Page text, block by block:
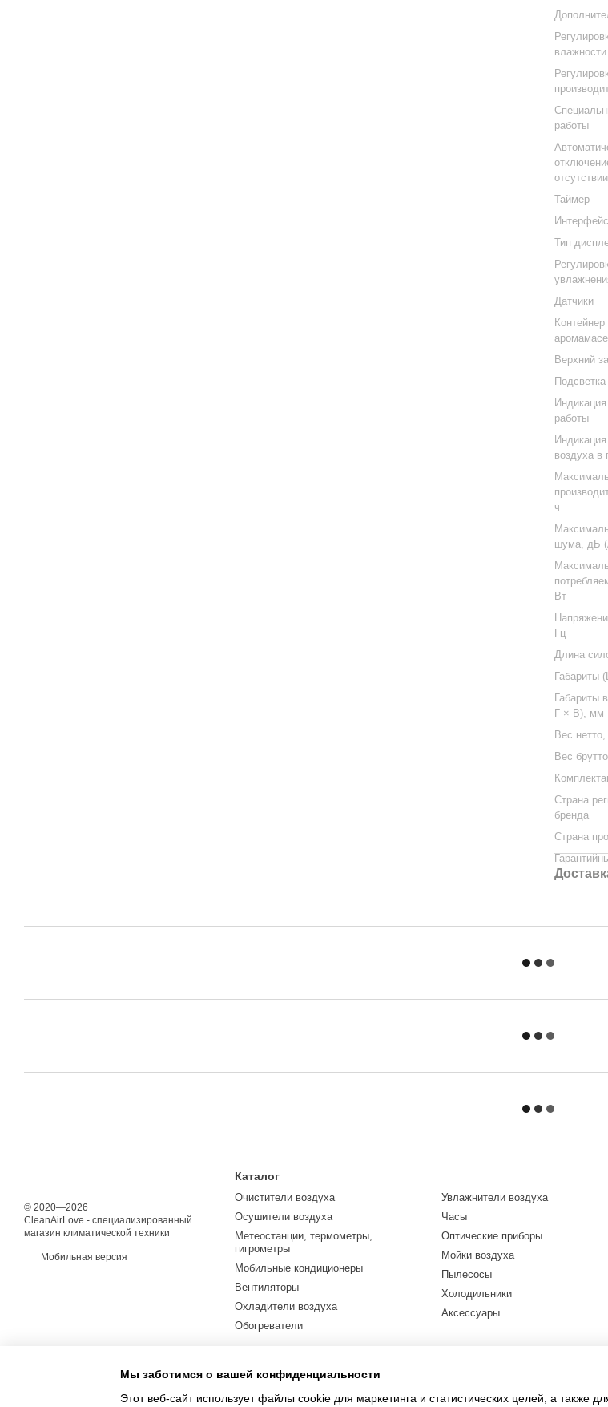
влажности
работы
Таймер
Тип
Датчики
Верхний
Подсветка
работы
воздуха в
ч
шума, дБ
Вт
Гц
Длина
Габариты
Габариты
Г × В), мм
Вес нетто,
Вес
Страна
бренда
Страна
© 2020—2026
CleanAirLove - специализированный
магазин климатической техники
Мобильная версия
Каталог
Очистители воздуха
Осушители воздуха
Метеостанции, термометры,
гигрометры
Мобильные кондиционеры
Вентиляторы
Охладители воздуха
Обогреватели
Увлажнители воздуха
Часы
Оптические приборы
Мойки воздуха
Пылесосы
Холодильники
Аксессуары
Мы заботимся о вашей конфиденциальности
Этот веб-сайт использует файлы cookie для маркетинга и статистических целей, а также